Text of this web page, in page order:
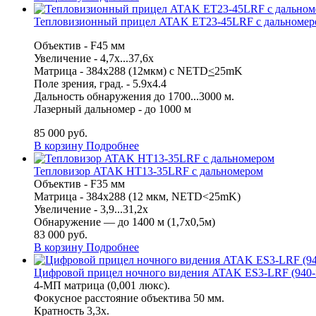
Тепловизионный прицел ATAK ET23-45LRF с
Объектив - F45 мм
Увеличение - 4,7x...37,6x
Матрица - 384x288 (12мкм) с NETD<25mK
Поле зрения, град. - 5.9x4.4
Дальность обнаружения до 1700...3000 м.
Лазерный дальномер - до 1000 м
85 000 руб.
В корзину Подробнее
Тепловизор ATAK HT13-35LRF с дальномером
Объектив - F35 мм
Матрица - 384x288 (12 мкм, NETD<25mK)
Увеличение - 3,9...31,2x
Обнаружение — до 1400 м (1,7x0,5м)
83 000 руб.
В корзину Подробнее
Цифровой прицел ночного видения ATAK ES3-LRF
4-МП матрица (0,001 люкс).
Фокусное расстояние объектива 50 мм.
Кратность 3,3x.